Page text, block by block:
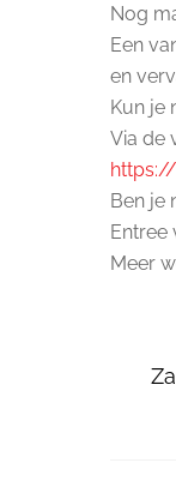
Nog
Een
en
Kun je
Via de
Ben je
Entree
Meer